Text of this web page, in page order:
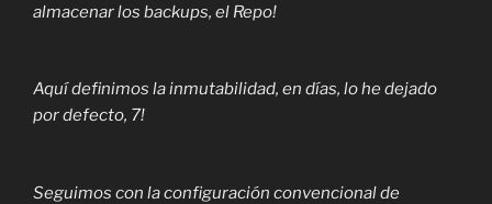
almacenar los backups, el Repo!
Aquí definimos la inmutabilidad, en días, lo he dejado
por defecto, 7!
Seguimos con la configuración convencional de